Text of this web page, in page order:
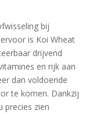
bij
is Koi Wheat
drijvend
en rijk aan
dan voldoende
te komen. Dankzij
precies zien